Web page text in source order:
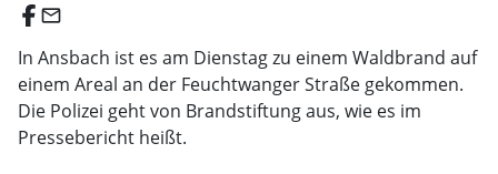
email
In Ansbach ist es am Dienstag zu einem Waldbrand auf
einem Areal an der Feuchtwanger Straße gekommen.
Die Polizei geht von Brandstiftung aus, wie es im
Pressebericht heißt.